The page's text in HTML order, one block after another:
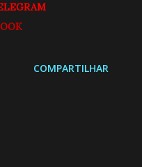
COMPARTILHAR